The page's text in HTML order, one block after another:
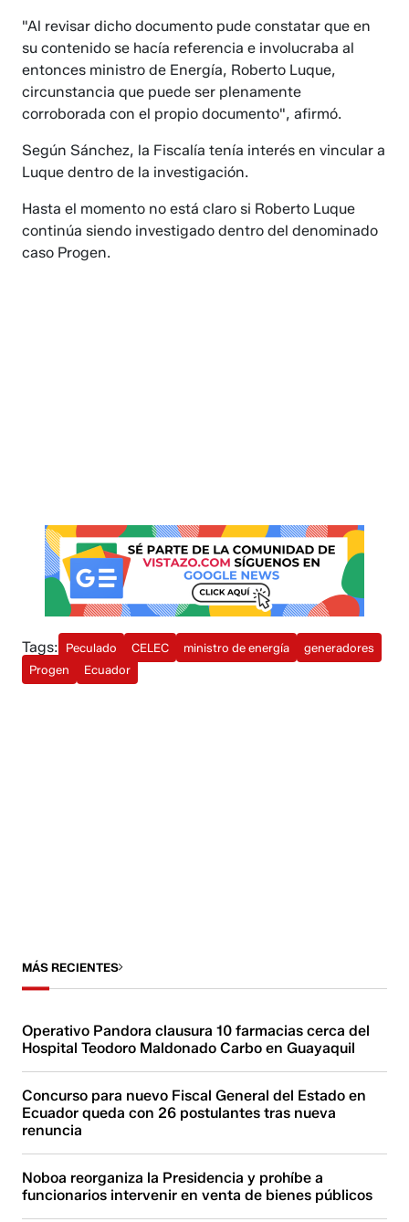
"Al revisar dicho documento pude constatar que en
su contenido se hacía referencia e involucraba al
entonces ministro de Energía, Roberto Luque,
circunstancia que puede ser plenamente
corroborada con el propio documento", afirmó.
Según Sánchez, la Fiscalía tenía interés en vincular a
Luque dentro de la investigación.
Hasta el momento no está claro si Roberto Luque
continúa siendo investigado dentro del denominado
caso Progen.
Tags: Peculado CELEC ministro de energía
generadores
Progen
Ecuador
MÁS RECIENTES
Operativo Pandora clausura 10 farmacias cerca del
Hospital Teodoro Maldonado Carbo en Guayaquil
Concurso para nuevo Fiscal General del Estado en
Ecuador queda con 26 postulantes tras nueva
renuncia
Noboa reorganiza la Presidencia y prohíbe a
funcionarios intervenir en venta de bienes públicos